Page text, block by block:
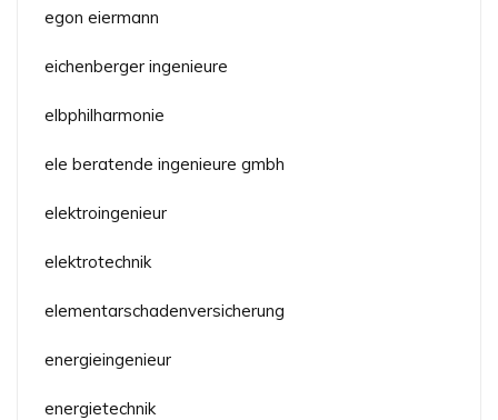
egon eiermann
eichenberger ingenieure
elbphilharmonie
ele beratende ingenieure gmbh
elektroingenieur
elektrotechnik
elementarschadenversicherung
energieingenieur
energietechnik